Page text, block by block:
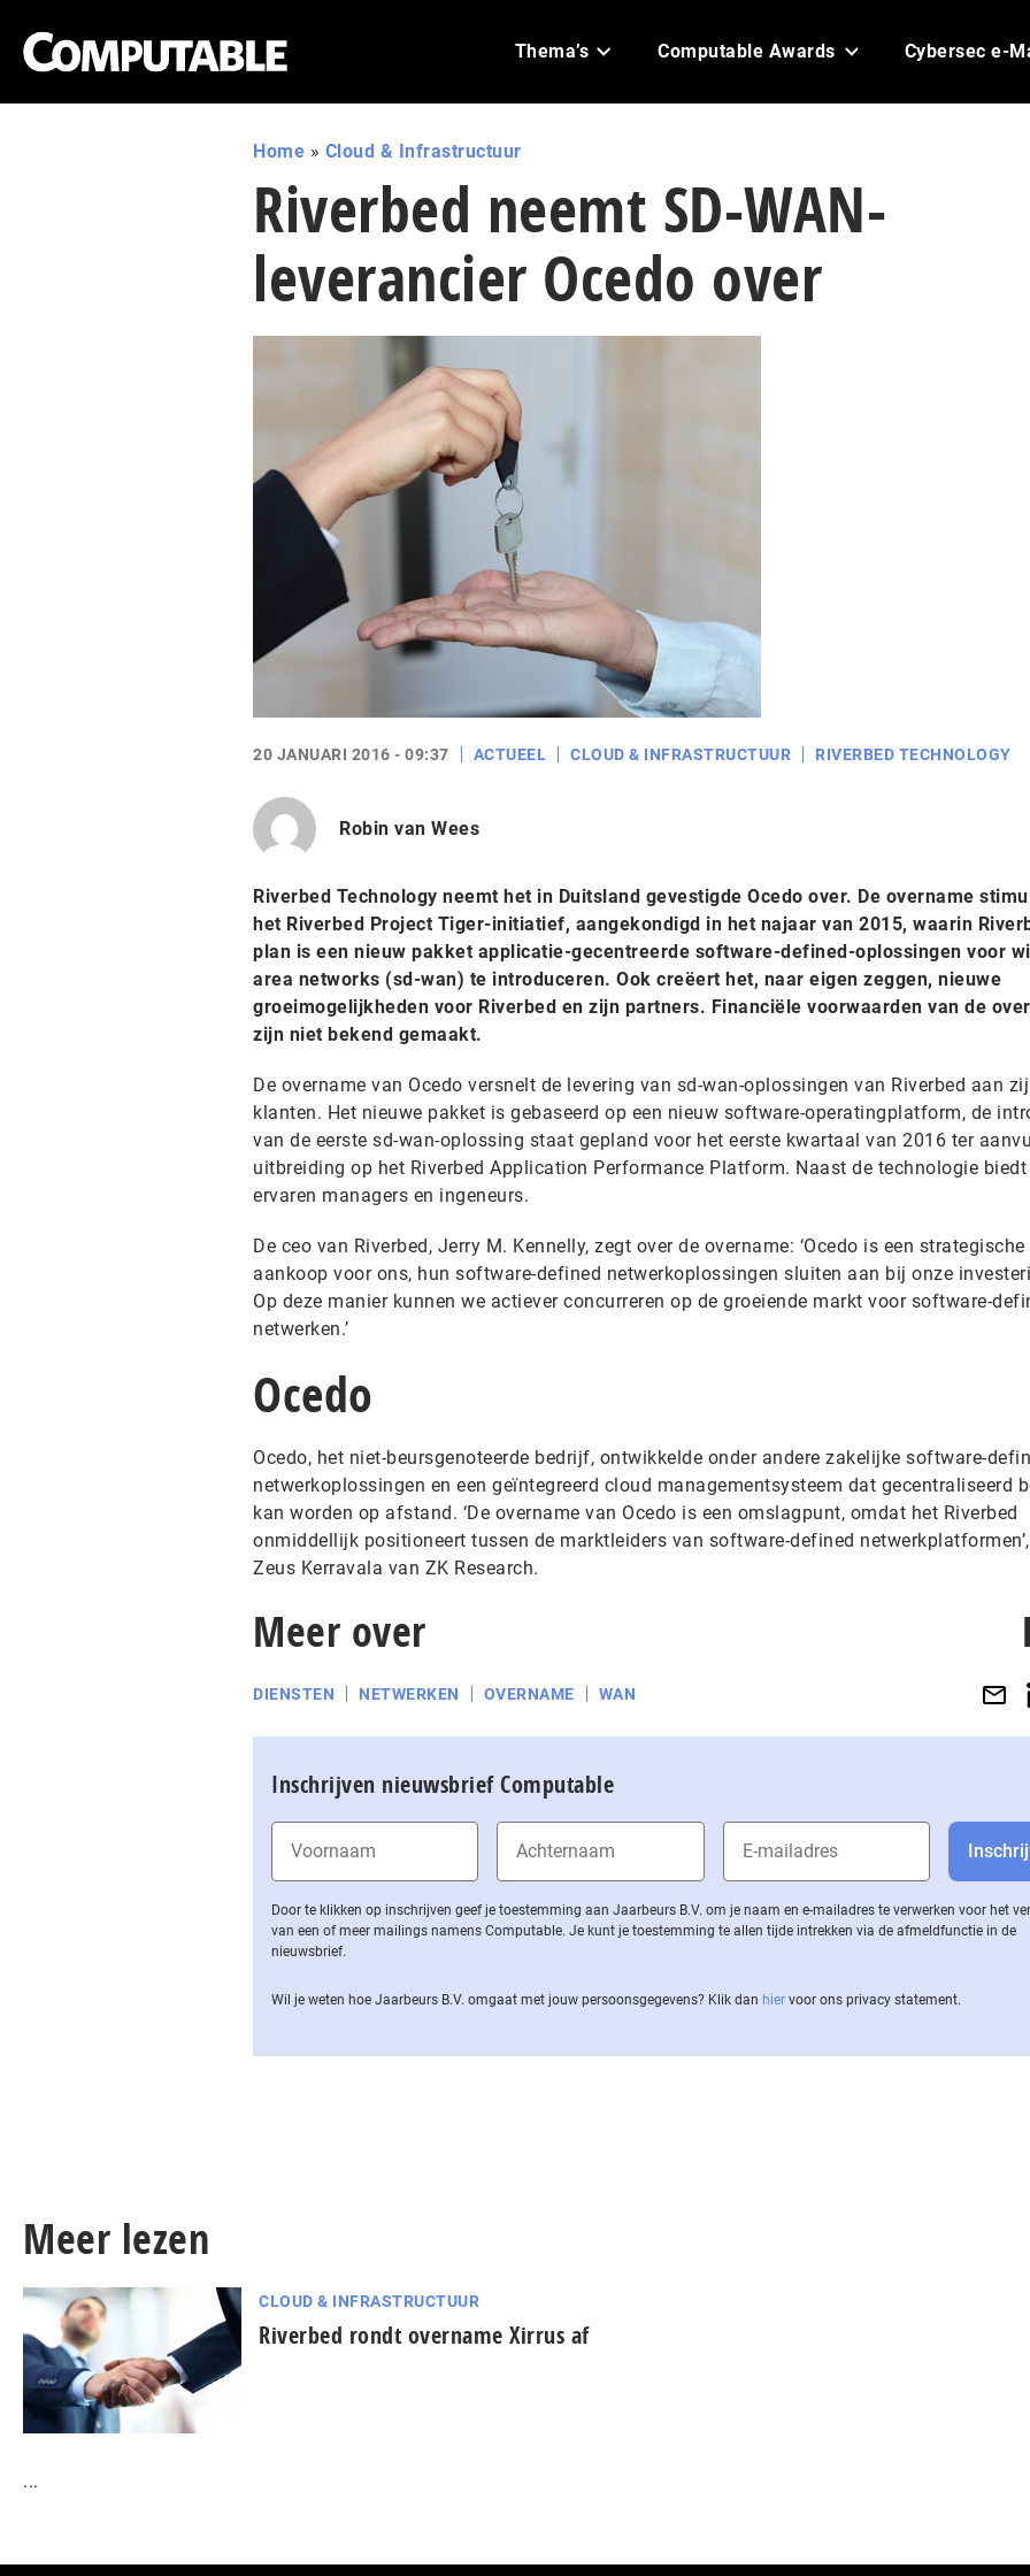
Thema’s Computable Awards Cybersec e-
Home » Cloud & Infrastructuur
Riverbed neemt SD-WAN-
leverancier Ocedo over
20 JANUARI 2016 - 09:37 ACTUEEL CLOUD & INFRASTRUCTUUR RIVERBED TECHNOLOGY
Robin van Wees
Riverbed Technology neemt het in Duitsland gevestigde Ocedo over. De overname
het Riverbed Project Tiger-initiatief, aangekondigd in het najaar van 2015, waarin
plan is een nieuw pakket applicatie-gecentreerde software-defined-oplossingen voor
area networks (sd-wan) te introduceren. Ook creëert het, naar eigen zeggen, nieuwe
groeimogelijkheden voor Riverbed en zijn partners. Financiële voorwaarden van de
zijn niet bekend gemaakt.
De overname van Ocedo versnelt de levering van sd-wan-oplossingen van Riverbed aan
klanten. Het nieuwe pakket is gebaseerd op een nieuw software-operatingplatform, de
van de eerste sd-wan-oplossing staat gepland voor het eerste kwartaal van 2016 ter
uitbreiding op het Riverbed Application Performance Platform. Naast de technologie biedt
ervaren managers en ingeneurs.
De ceo van Riverbed, Jerry M. Kennelly, zegt over de overname: ‘Ocedo is een strategische
aankoop voor ons, hun software-defined netwerkoplossingen sluiten aan bij onze
Op deze manier kunnen we actiever concurreren op de groeiende markt voor software-
netwerken.’
Ocedo
Ocedo, het niet-beursgenoteerde bedrijf, ontwikkelde onder andere zakelijke software-
netwerkoplossingen en een geïntegreerd cloud managementsysteem dat gecentraliseerd
kan worden op afstand. ‘De overname van Ocedo is een omslagpunt, omdat het Riverbed
onmiddellijk positioneert tussen de marktleiders van software-defined
Zeus Kerravala van ZK Research.
Meer over
DIENSTEN NETWERKEN OVERNAME WAN
Inschrijven nieuwsbrief Computable
Door te klikken op inschrijven geef je toestemming aan Jaarbeurs B.V. om je naam en e-mailadres te verwerken voor het
van een of meer mailings namens Computable. Je kunt je toestemming te allen tijde intrekken via de af­meld­func­tie in de
nieuwsbrief.
Wil je weten hoe Jaarbeurs B.V. omgaat met jouw per­soons­ge­ge­vens? Klik dan hier voor ons privacy statement.
Meer lezen
CLOUD & INFRASTRUCTUUR
Riverbed rondt overname Xirrus af
...